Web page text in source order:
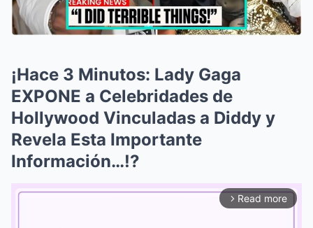
¡Hace 3 Minutos: Lady Gaga
EXPONE a Celebridades de
Hollywood Vinculadas a Diddy y
Revela Esta Importante
Información…!?
arrow_forward_ios Read more